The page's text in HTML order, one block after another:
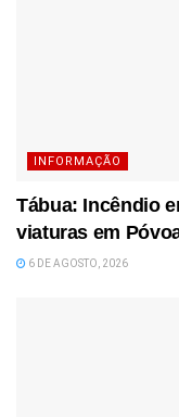
INFORMAÇÃO
Tábua: Incêndio
viaturas em
6 DE AGOSTO, 2026